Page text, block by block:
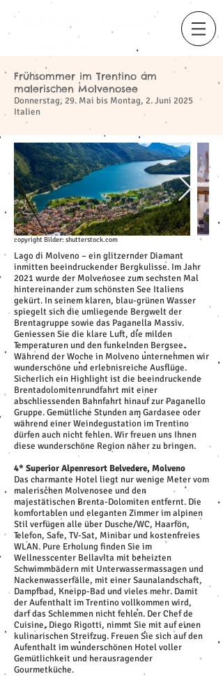
Frühsommer im Trentino am
malerischen Molvenosee
Donnerstag, 29. Mai bis Montag, 2. Juni 2025
​
Italien
copyright Bilder: shutterstock.com
Lago di Molveno – ein glitzernder Diamant
inmitten beeindruckender Bergkulisse. Im Jahr
2021 wurde der Molvenosee zum sechsten Mal
hintereinander zum schönsten See Italiens
gekürt. In seinem klaren, blau-grünen Wasser
spiegelt sich die umliegende Bergwelt der
Brentagruppe sowie das Paganella Massiv.
Geniessen Sie die klare Luft, die milden
Temperaturen und den funkelnden Bergsee.
Während der Woche in Molveno unternehmen wir
wunderschöne und erlebnisreiche Ausflüge.
Sicherlich ein Highlight ist die beeindruckende
Brentadolomitenrundfahrt mit einer
abschliessenden Bahnfahrt hinauf zur Paganello
Gruppe. Gemütliche Stunden am Gardasee oder
während einer Weindegustation im Trentino
dürfen auch nicht fehlen. Wir freuen uns Ihnen
diese wunderschöne Region näher zu bringen.
4* Superior Alpenresort Belvedere, Molveno
Das charmante Hotel liegt nur wenige Meter vom
malerischen Molvenosee und den
majestätischen Brenta-Dolomiten entfernt. Die
komfortablen und eleganten Zimmer im alpinen
Stil verfügen alle über Dusche/WC, Haarfön,
Telefon, Safe, TV-Sat, Minibar und kostenfreies
WLAN. Pure Erholung finden Sie im
Wellnesscenter Bellavita mit beheizten
Schwimmbädern mit Unterwassermassagen und
Nackenwasserfälle, mit einer Saunalandschaft,
Dampfbad, Kneipp-Bad und vieles mehr. Damit
der Aufenthalt im Trentino vollkommen wird,
darf das Schlemmen nicht fehlen. Der Chef de
Cuisine, Diego Rigotti, nimmt Sie mit auf einen
kulinarischen Streifzug. Freuen Sie sich auf den
Aufenthalt im wunderschönen Hotel voller
Gemütlichkeit und herausragender
Gourmetküche.